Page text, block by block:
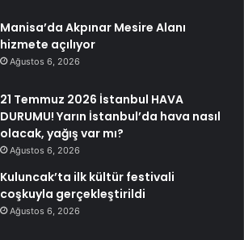
Manisa’da Akpınar Mesire Alanı
hizmete açılıyor
Ağustos 6, 2026
21 Temmuz 2026 İstanbul HAVA
DURUMU! Yarın İstanbul’da hava nasıl
olacak, yağış var mı?
Ağustos 6, 2026
Kuluncak’ta ilk kültür festivali
coşkuyla gerçekleştirildi
Ağustos 6, 2026